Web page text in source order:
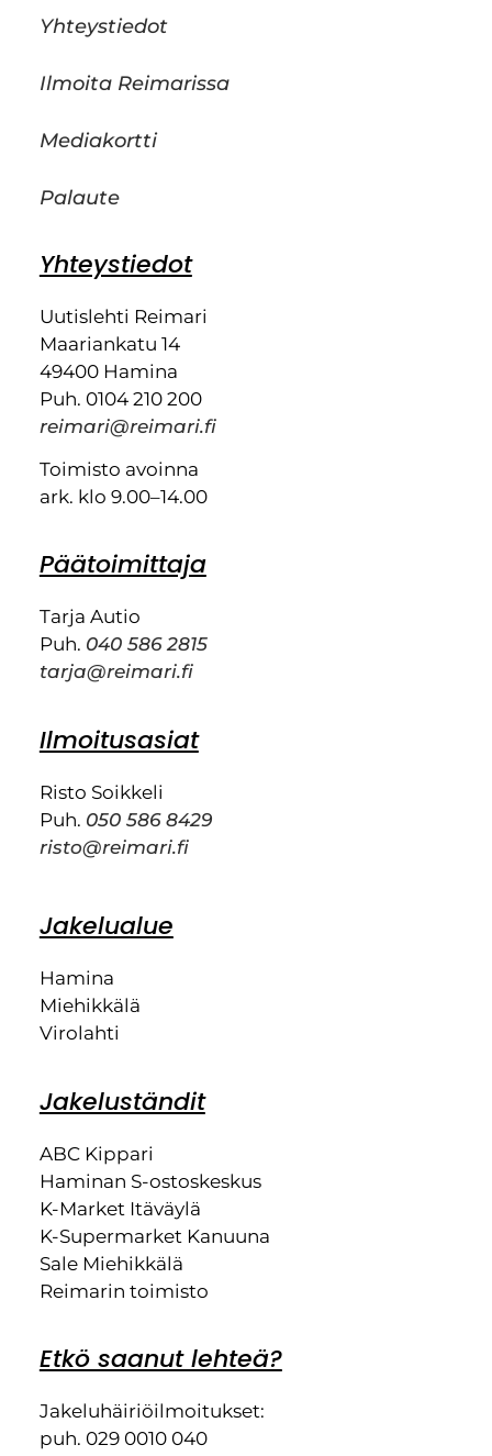
Yhteystiedot
Ilmoita Reimarissa
Mediakortti
Palaute
Yhteystiedot
Uutislehti Reimari
Maariankatu 14
49400 Hamina
Puh. 0104 210 200
reimari@reimari.fi
Toimisto avoinna
ark. klo 9.00–14.00
Päätoimittaja
Tarja Autio
Puh. 040 586 2815
tarja@reimari.fi
Ilmoitusasiat
Risto Soikkeli
Puh. 050 586 8429
risto@reimari.fi
Jakelualue
Hamina
Miehikkälä
Virolahti
Jakeluständit
ABC Kippari
Haminan S-ostoskeskus
K-Market Itäväylä
K-Supermarket Kanuuna
Sale Miehikkälä
Reimarin toimisto
Etkö saanut lehteä?
Jakeluhäiriöilmoitukset:
puh. 029 0010 040